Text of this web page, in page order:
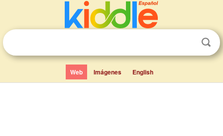
Web Imágenes English